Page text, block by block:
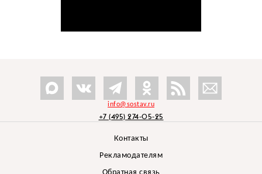
info@sostav.ru
+7 (495) 274-05-25
Контакты
Рекламодателям